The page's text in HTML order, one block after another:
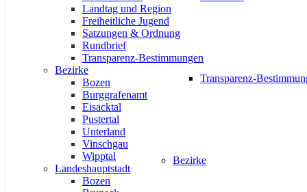
Transparenz-
Bezirke
Landtag und Region
Freiheitliche Jugend
Satzungen & Ordnung
Rundbrief
Transparenz-Bestimmungen
Bezirke
Bozen
Burggrafenamt
Eisacktal
Pustertal
Unterland
Vinschgau
Wipptal
Landeshauptstadt
Bozen
AKTUELLIMPULSPRESSEMITTEILUNGEN
Systemwechsel bei Zuweisung von
17. Juli 2026